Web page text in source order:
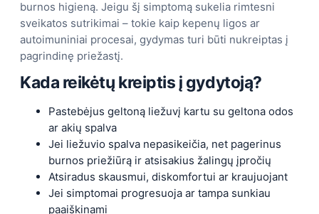
burnos higieną. Jeigu šį simptomą sukelia rimtesni
sveikatos sutrikimai – tokie kaip kepenų ligos ar
autoimuniniai procesai, gydymas turi būti nukreiptas į
pagrindinę priežastį.
Kada reikėtų kreiptis į gydytoją?
Pastebėjus geltoną liežuvį kartu su geltona odos
ar akių spalva
Jei liežuvio spalva nepasikeičia, net pagerinus
burnos priežiūrą ir atsisakius žalingų įpročių
Atsiradus skausmui, diskomfortui ar kraujuojant
Jei simptomai progresuoja ar tampa sunkiau
paaiškinami